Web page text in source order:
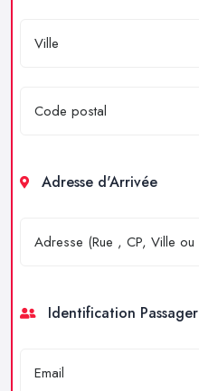
Adresse d'Arrivée
Identification Passager